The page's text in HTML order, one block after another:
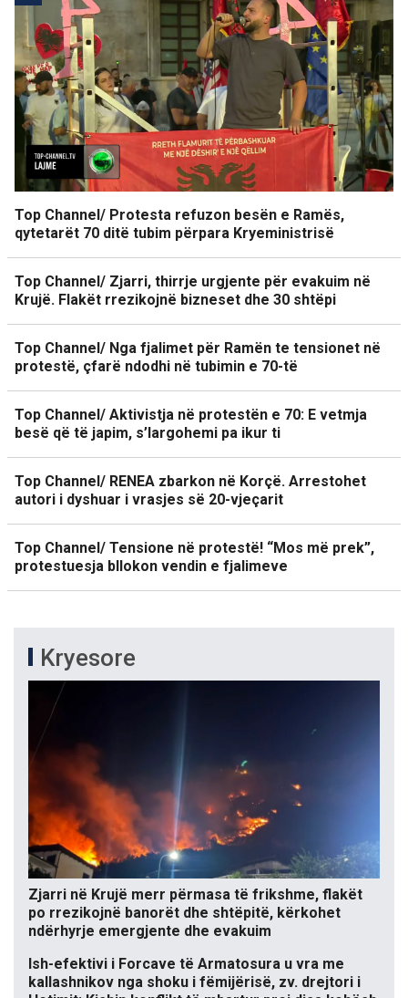
Top Channel/ Protesta refuzon besën e Ramës,
qytetarët 70 ditë tubim përpara Kryeministrisë
Top Channel/ Zjarri, thirrje urgjente për evakuim në
Krujë. Flakët rrezikojnë bizneset dhe 30 shtëpi
Top Channel/ Nga fjalimet për Ramën te tensionet në
protestë, çfarë ndodhi në tubimin e 70-të
Top Channel/ Aktivistja në protestën e 70: E vetmja
besë që të japim, s’largohemi pa ikur ti
Top Channel/ RENEA zbarkon në Korçë. Arrestohet
autori i dyshuar i vrasjes së 20-vjeçarit
Top Channel/ Tensione në protestë! “Mos më prek”,
protestuesja bllokon vendin e fjalimeve
Kryesore
Zjarri në Krujë merr përmasa të frikshme, flakët
po rrezikojnë banorët dhe shtëpitë, kërkohet
ndërhyrje emergjente dhe evakuim
Ish-efektivi i Forcave të Armatosura u vra me
kallashnikov nga shoku i fëmijërisë, zv. drejtori i